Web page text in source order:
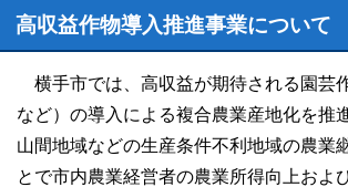
高収益作物導入推進事業について
横手市では、高収益が期待される園芸
など）の導入による複合農業産地化を推
山間地域などの生産条件不利地域の農業
とで市内農業経営者の農業所得向上およ